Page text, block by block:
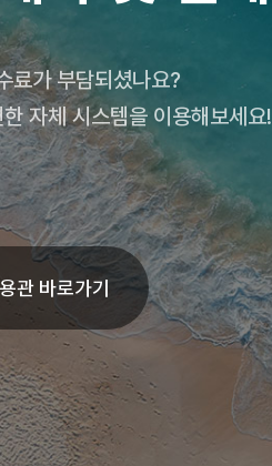
료가 부담되셨나요?
자체 시스템을 이용해보세요!
관 바로가기